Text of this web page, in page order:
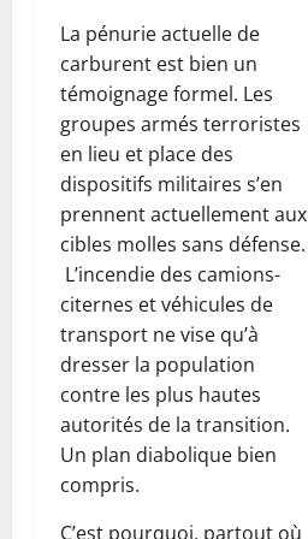
La pénurie actuelle de
carburent est bien un
témoignage formel. Les
groupes armés terroristes
en lieu et place des
dispositifs militaires s’en
prennent actuellement aux
cibles molles sans défense.
L’incendie des camions-
citernes et véhicules de
transport ne vise qu’à
dresser la population
contre les plus hautes
autorités de la transition.
Un plan diabolique bien
compris.
C’est pourquoi, partout où